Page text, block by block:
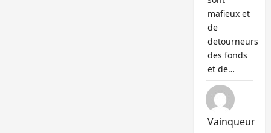
mafieux et
de
detourneurs
des fonds
et de…
Vainqueur